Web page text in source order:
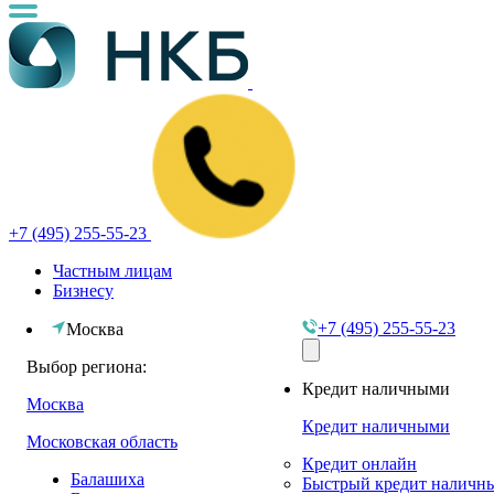
+7 (495) 255-55-23
Частным лицам
Бизнесу
Москва
Выбор региона:
Москва
Московская область
Балашиха
+7 (495) 255-55-23
Кредит наличными
Кредит наличными
Кредит онлайн
Быстрый кредит